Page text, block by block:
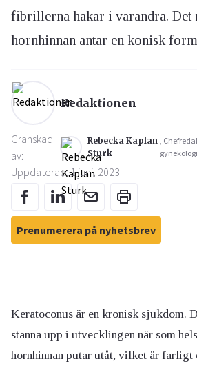
fibrillerna hakar i varandra. Det
hornhinnan antar en konisk
Redaktionen
Granskad
av:
Rebecka Kaplan
Sturk
,
Uppdaterad: 1 juni, 2023
Prenumerera på nyhetsbrev
Keratoconus är en kronisk sjukdom.
stanna upp i utvecklingen när som
hornhinnan putar utåt, vilket är farligt